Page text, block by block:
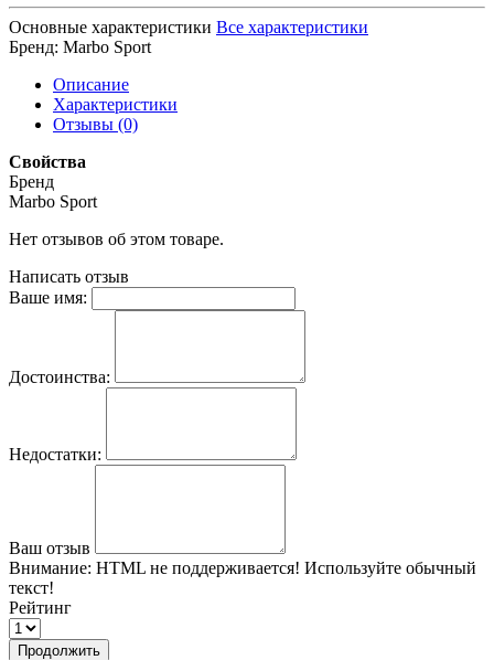
Основные характеристики Все характеристики
Бренд: Marbo Sport
Описание
Характеристики
Отзывы (0)
Свойства
Бренд
Marbo Sport
Нет отзывов об этом товаре.
Написать отзыв
Ваше имя:
Достоинства:
Недостатки:
Ваш отзыв
Внимание: HTML не поддерживается! Используйте обычный
текст!
Рейтинг
Продолжить